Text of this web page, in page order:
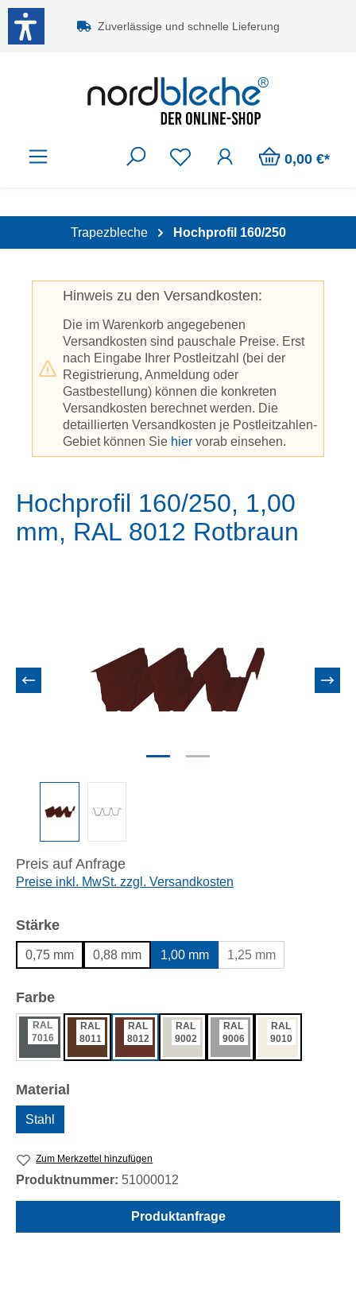
Zum Hauptinhalt springen
Zuverlässige und schnelle Lieferung
0,00 €*
Trapezbleche Hochprofil 160/250
Hinweis zu den Versandkosten:
Die im Warenkorb angegebenen
Versandkosten sind pauschale Preise. Erst
nach Eingabe Ihrer Postleitzahl (bei der
Registrierung, Anmeldung oder
Gastbestellung) können die konkreten
Versandkosten berechnet werden. Die
detaillierten Versandkosten je Postleitzahlen-
Gebiet können Sie hier vorab einsehen.
Hochprofil 160/250, 1,00
mm, RAL 8012 Rotbraun
Preis auf Anfrage
Preise inkl. MwSt. zzgl. Versandkosten
Stärkeauswählen
0,75 mm 0,88 mm 1,00 mm 1,25 mm
Farbeauswählen
RAL
7016
RAL
8011
RAL
8012
RAL
9002
RAL
9006
RAL
9010
Material
Stahl
Zum Merkzettel hinzufügen
Produktnummer: 51000012
Produktanfrage